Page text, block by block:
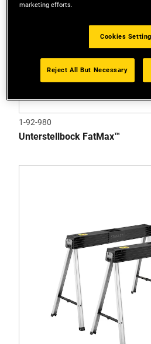
1-92-980
Unterstellbock FatMax™
marketing efforts.
Cookies
Reject All But Necessary